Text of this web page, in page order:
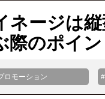
ネージは
際のポイ
ロモーション